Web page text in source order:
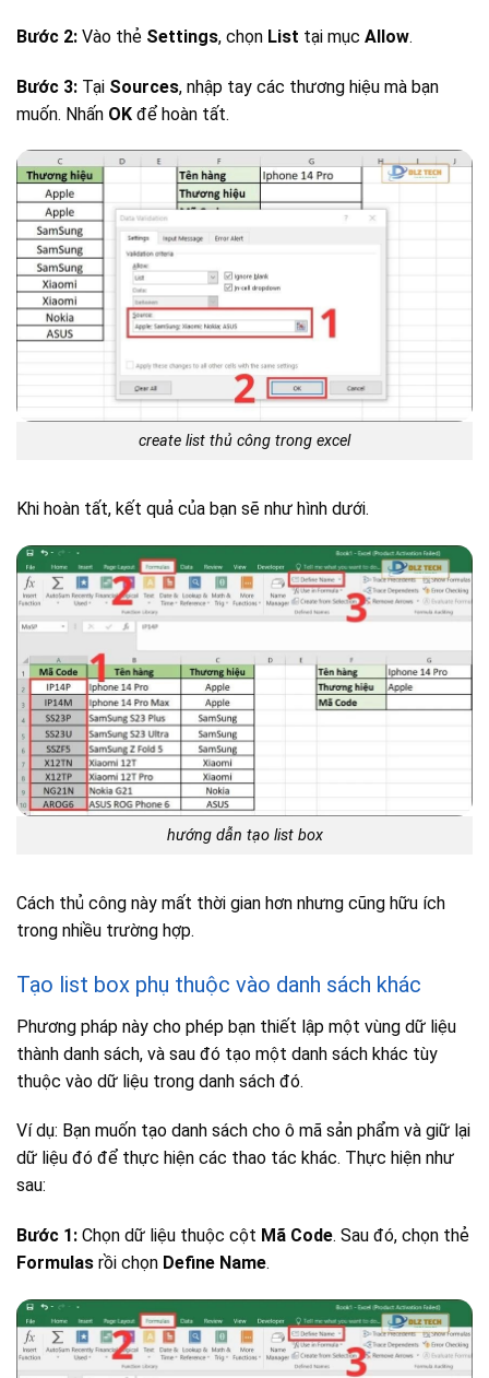
Bước 2: Vào thẻ Settings, chọn List tại mục Allow.
Bước 3: Tại Sources, nhập tay các thương hiệu mà bạn
muốn. Nhấn OK để hoàn tất.
create list thủ công trong excel
Khi hoàn tất, kết quả của bạn sẽ như hình dưới.
hướng dẫn tạo list box
Cách thủ công này mất thời gian hơn nhưng cũng hữu ích
trong nhiều trường hợp.
Tạo list box phụ thuộc vào danh sách khác
Phương pháp này cho phép bạn thiết lập một vùng dữ liệu
thành danh sách, và sau đó tạo một danh sách khác tùy
thuộc vào dữ liệu trong danh sách đó.
Ví dụ: Bạn muốn tạo danh sách cho ô mã sản phẩm và giữ lại
dữ liệu đó để thực hiện các thao tác khác. Thực hiện như
sau:
Bước 1: Chọn dữ liệu thuộc cột Mã Code. Sau đó, chọn thẻ
Formulas rồi chọn Define Name.